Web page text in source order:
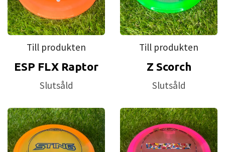
Till produkten
ESP FLX Raptor
Slutsåld
Till produkten
Z Scorch
Slutsåld